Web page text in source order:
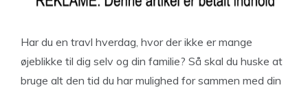
Har du en travl hverdag, hvor der ikke er mange
øjeblikke til dig selv og din familie? Så skal du huske at
bruge alt den tid du har mulighed for sammen med din